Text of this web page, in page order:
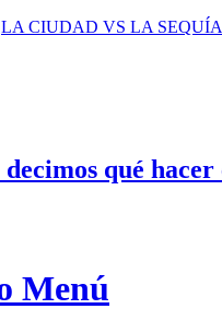
LA CIUDAD VS LA SEQUÍA